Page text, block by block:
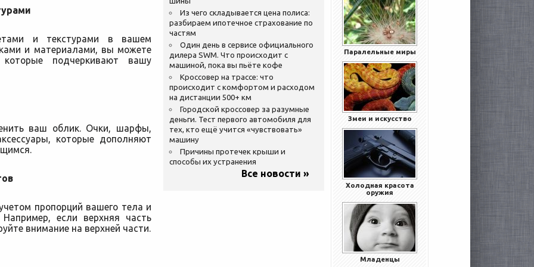
и текстурами в вашем
и материалами, вы можете
подчеркивают вашу
ваш облик. Очки, шарфы,
которые дополняют
пропорций вашего тела и
если верхняя часть
внимание на верхней части.
Из чего складывается цена полиса:
разбираем ипотечное страхование по
частям
Один день в сервисе официального
дилера SWM. Что происходит с
машиной, пока вы пьёте кофе
Кроссовер на трассе: что
происходит с комфортом и расходом
на дистанции 500+ км
Городской кроссовер за разумные
деньги. Тест первого автомобиля для
тех, кто ещё учится «чувствовать»
машину
Причины протечек крыши и
способы их устранения
Все новости »
Паралельные миры
Змеи и искусство
Холодная красота
оружия
Младенцы